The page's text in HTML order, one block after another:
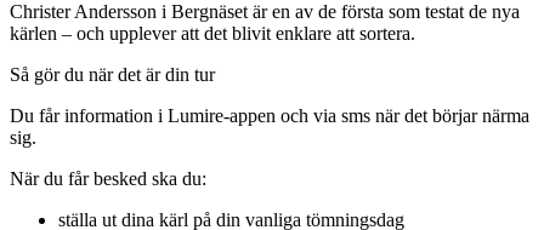
Christer Andersson i Bergnäset är en av de första som testat de nya
kärlen – och upplever att det blivit enklare att sortera.
Så gör du när det är din tur
Du får information i Lumire‑appen och via sms när det börjar närma
sig.
När du får besked ska du:
ställa ut dina kärl på din vanliga tömningsdag